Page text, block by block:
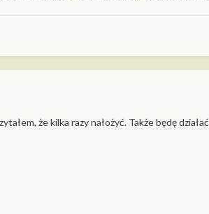
że kilka razy nałożyć. Także będę